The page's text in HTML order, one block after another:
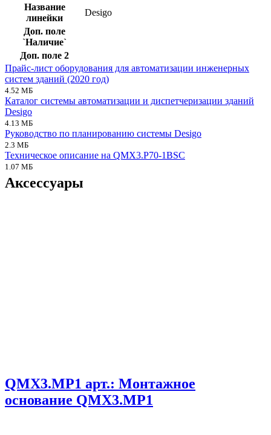
Название
линейки
Desigo
Доп. поле
`Наличие`
Доп. поле 2
Прайс-лист оборудования для автоматизации инженерных
систем зданий (2020 год)
4.52 МБ
Каталог системы автоматизации и диспетчеризации зданий
Desigo
4.13 МБ
Руководство по планированию системы Desigo
2.3 МБ
Техническое описание на QMX3.P70-1BSC
1.07 МБ
Аксессуары
QMX3.MP1 арт.: Монтажное
основание QMX3.MP1